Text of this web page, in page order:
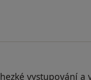
vystupování a